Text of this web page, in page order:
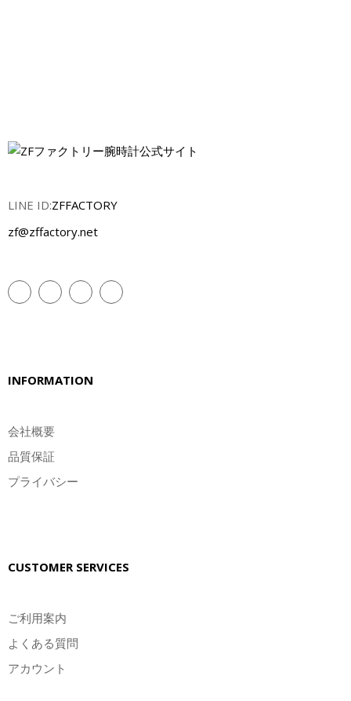
LINE ID:ZFFACTORY
zf@zffactory.net
INFORMATION
会社概要
品質保証
プライバシー
CUSTOMER SERVICES
ご利用案内
よくある質問
アカウント